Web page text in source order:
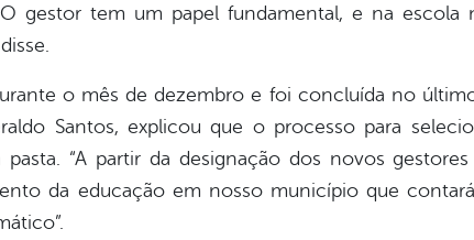
gestor tem um papel fundamental, e na escola
o mês de dezembro e foi concluída no
Santos, explicou que o processo para
“A partir da designação dos novos
da educação em nosso município que